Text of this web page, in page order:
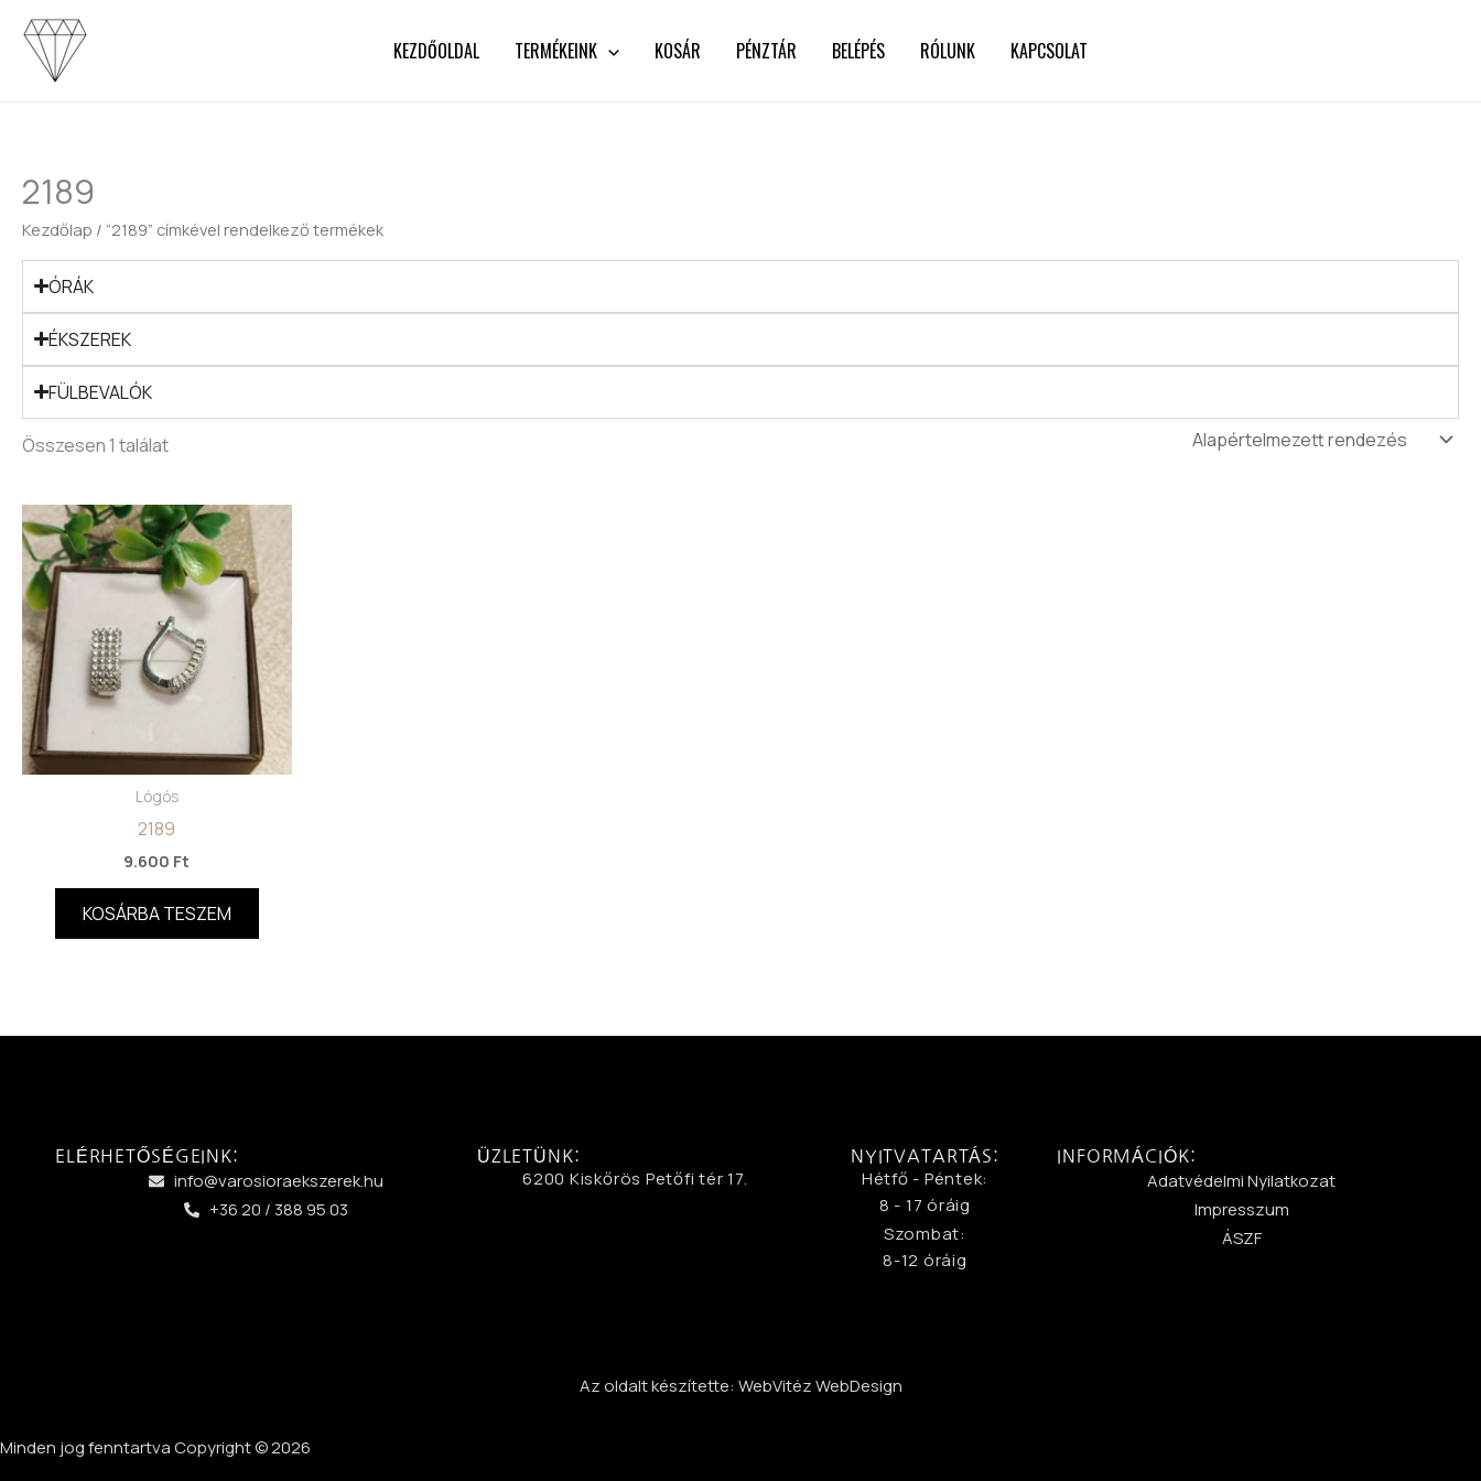
Skip
content
KEZDŐOLDAL TERMÉKEINK KOSÁR PÉNZTÁR BELÉPÉS RÓLUNK KAPCSOLAT
2189
Kezdőlap / “2189” címkével rendelkező termékek
ÓRÁK
ÉKSZEREK
FÜLBEVALÓK
Összesen 1 találat
Lógós
2189
9.600 Ft
KOSÁRBA TESZEM
ELÉRHETŐSÉGEINK:
info@varosioraekszerek.hu
+36 20 / 388 95 03
ÜZLETÜNK:
6200 Kiskőrös Petőfi tér 17.
NYITVATARTÁS:
Hétfő - Péntek:
8 - 17 óráig
Szombat:
8-12 óráig
INFORMÁCIÓK:
Adatvédelmi Nyilatkozat
Impresszum
ÁSZF
Az oldalt készítette: WebVitéz WebDesign
Minden jog fenntartva Copyright © 2026